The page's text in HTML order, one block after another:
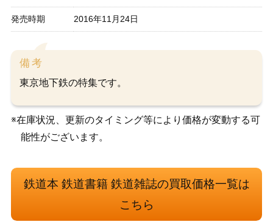
発売時期 2016年11月24日
備考
東京地下鉄の特集です。
※在庫状況、更新のタイミング等により価格が変動する可
能性がございます。
鉄道本 鉄道書籍 鉄道雑誌の買取価格一覧は
こちら